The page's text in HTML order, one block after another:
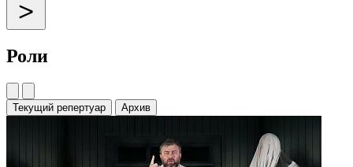
Роли
Текущий репертуар Архив